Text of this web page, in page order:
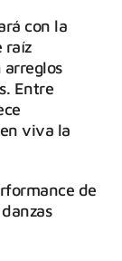
con la
raíz
Entre
viva la
de